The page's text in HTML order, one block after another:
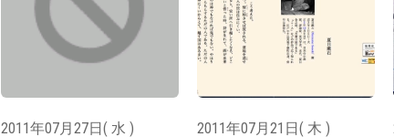
2011年07月27日( 水 ) 2011年07月21日( 木 )